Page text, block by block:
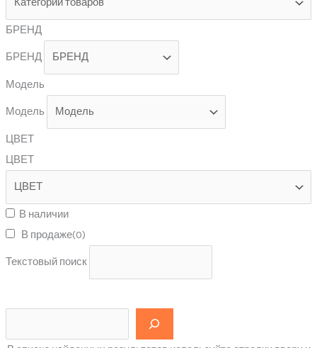
БРЕНД
БРЕНД
Модель
Модель
ЦВЕТ
ЦВЕТ
В наличии
В продаже(0)
Текстовый поиск